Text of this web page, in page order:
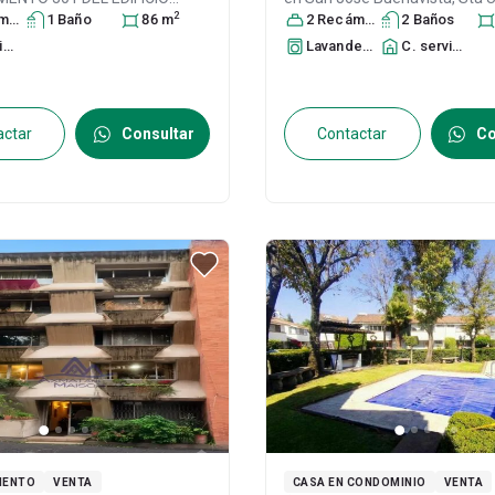
SUJETO AL REGIMEN
CONDOMINIO VERTICAL
s 1 Baño 86 m2
Consultar
Xitla, 14420 Ciudad de
#s/n, Col. Santa Úrsula Xitla,
2 Recámara s 2 Baños
Lavandería C. servicio
Contactar
VENTA CASA EN CONDOMINIO VENTA